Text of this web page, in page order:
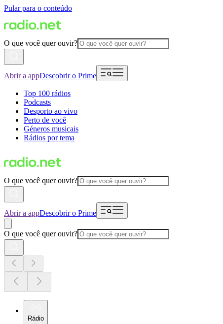
Pular para o conteúdo
O que você quer ouvir?
Abrir a appDescobrir o Prime
Top 100 rádios
Podcasts
Desporto ao vivo
Perto de você
Géneros musicais
Rádios por tema
O que você quer ouvir?
Abrir a appDescobrir o Prime
O que você quer ouvir?
Rádio